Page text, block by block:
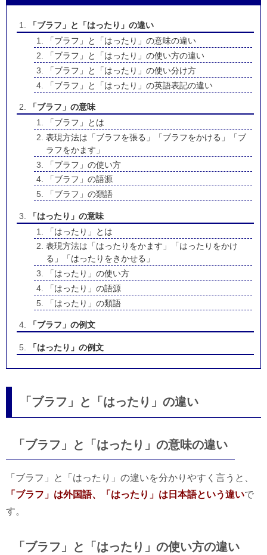
「ブラフ」と「はったり」の違い
「ブラフ」と「はったり」の意味の違い
「ブラフ」と「はったり」の使い方の違い
「ブラフ」と「はったり」の使い分け方
「ブラフ」と「はったり」の英語表記の違い
「ブラフ」の意味
「ブラフ」とは
表現方法は「ブラフを張る」「ブラフをかける」「ブ
ラフをかます」
「ブラフ」の使い方
「ブラフ」の語源
「ブラフ」の類語
「はったり」の意味
「はったり」とは
表現方法は「はったりをかます」「はったりをかけ
る」「はったりをきかせる」
「はったり」の使い方
「はったり」の語源
「はったり」の類語
「ブラフ」の例文
「はったり」の例文
「ブラフ」と「はったり」の違い
「ブラフ」と「はったり」の意味の違い
「ブラフ」と「はったり」の違いを分かりやすく言うと、
「ブラフ」は外国語、「はったり」は日本語という違いで
す。
「ブラフ」と「はったり」の使い方の違い